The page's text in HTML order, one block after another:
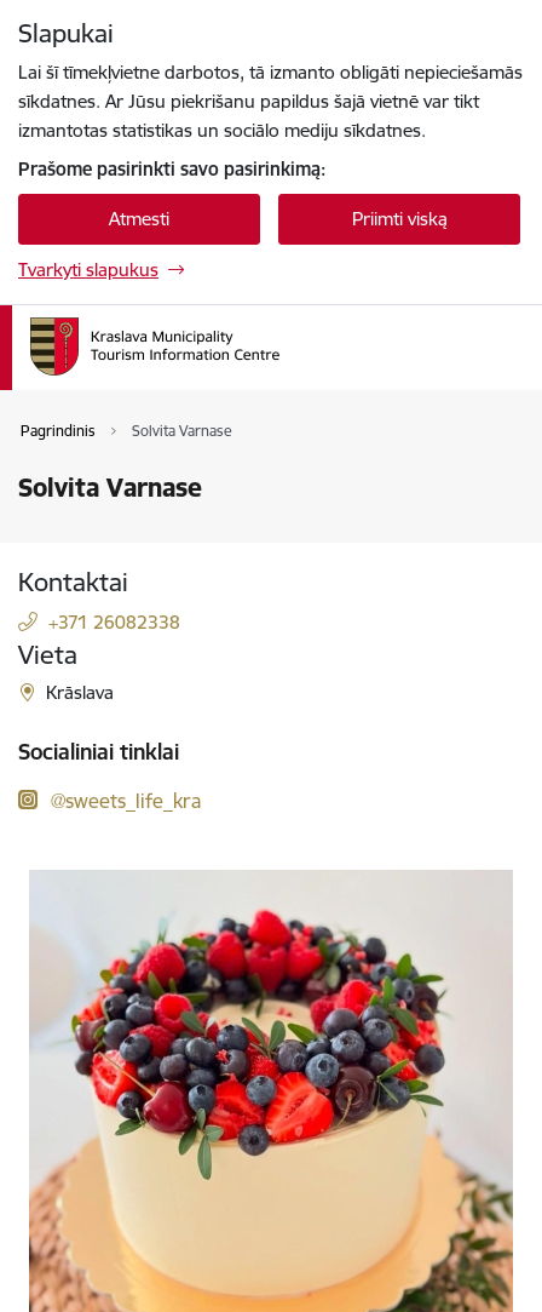
Slapukai
Lai šī tīmekļvietne darbotos, tā izmanto obligāti nepieciešamās
sīkdatnes. Ar Jūsu piekrišanu papildus šajā vietnē var tikt
izmantotas statistikas un sociālo mediju sīkdatnes.
Prašome pasirinkti savo pasirinkimą:
Atmesti Priimti viską
Tvarkyti slapukus
Pagrindinis Solvita Varnase
Solvita Varnase
Kontaktai
+371 26082338
Vieta
Krāslava
Socialiniai tinklai
@sweets_life_kra